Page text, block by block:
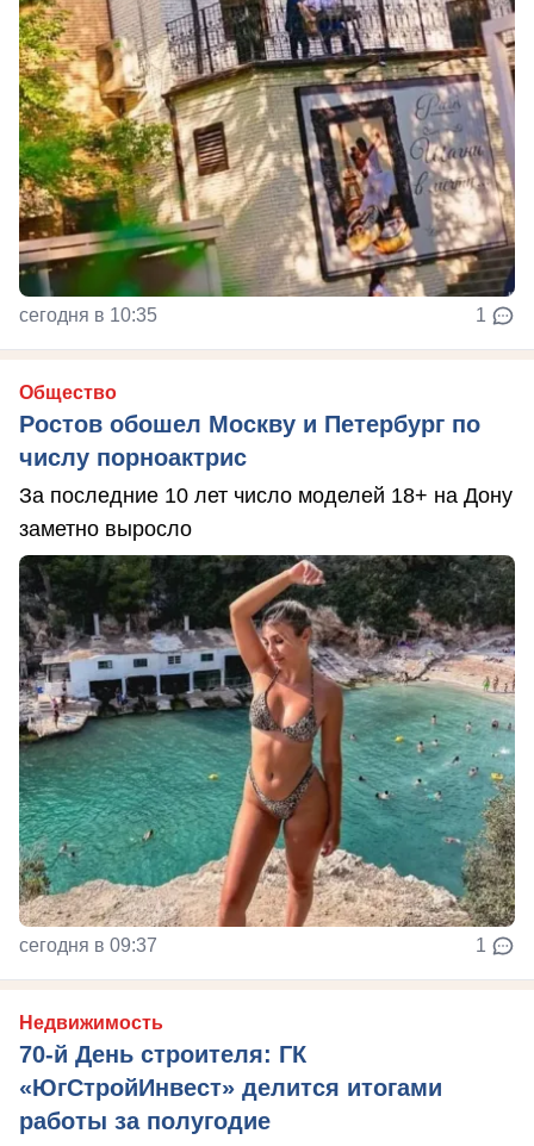
сегодня в 10:35 1
Общество
Ростов обошел Москву и Петербург по
числу порноактрис
За последние 10 лет число моделей 18+ на Дону
заметно выросло
сегодня в 09:37 1
Недвижимость
70-й День строителя: ГК
«ЮгСтройИнвест» делится итогами
работы за полугодие